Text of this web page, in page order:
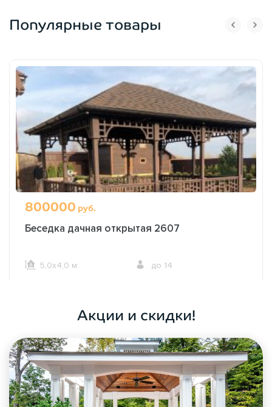
Популярные товары
800000 руб.
Беседка дачная открытая 2607
5,0х4,0 м. до 14
Акции и скидки!